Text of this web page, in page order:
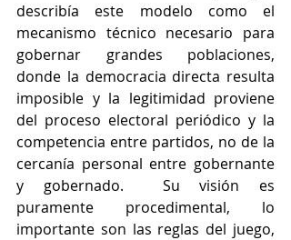
describía este modelo como el
mecanismo técnico necesario para
gobernar grandes poblaciones,
donde la democracia directa resulta
imposible y la legitimidad proviene
del proceso electoral periódico y la
competencia entre partidos, no de la
cercanía personal entre gobernante
y gobernado.  Su visión es
puramente procedimental, lo
importante son las reglas del juego,